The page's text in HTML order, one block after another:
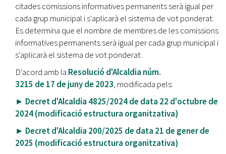
citades comissions informatives permanents serà igual per
cada grup municipal i s'aplicarà el sistema de vot ponderat.
Es determina que el nombre de membres de les comissions
informatives permanents serà igual per cada grup municipal i
s'aplicarà el sistema de vot ponderat.
D'acord amb la Resolució d'Alcaldia núm.
3215 de 17 de juny de 2023, modificada pels:
► Decret d'Alcaldia 4825/2024 de data 22 d'octubre de
2024 (modificació estructura organitzativa)
► Decret d'Alcaldia 200/2025 de data 21 de gener de
2025 (modificació estructura organitzativa)